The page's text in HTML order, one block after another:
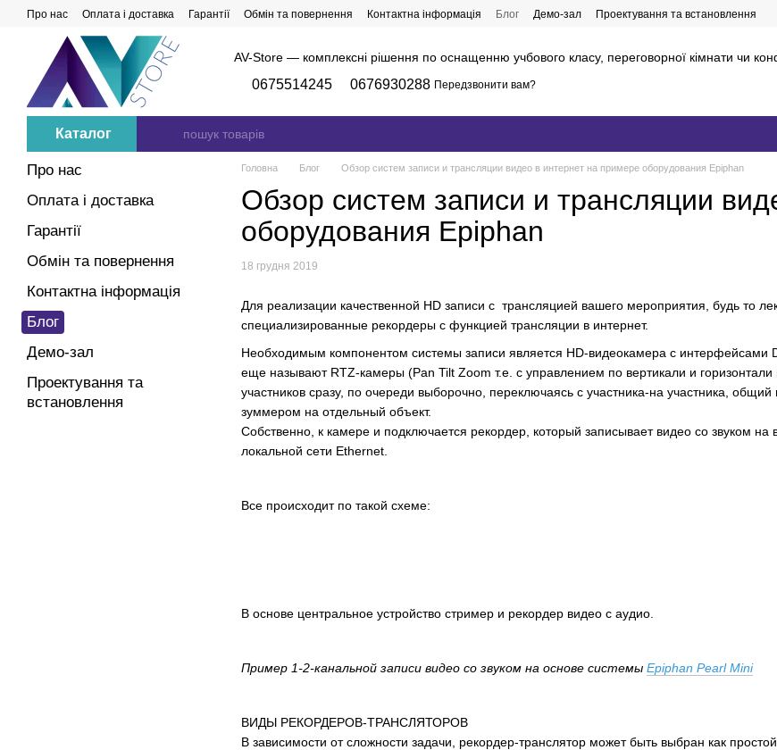
Перейти до основного контенту
Про нас Оплата і доставка Гарантії Обмін та повернення Контактна інформація Блог Демо-зал Проектування та встановлення
AV-Store — комплексні рішення по оснащенню учбового класу, переговорної кімнати чи
0675514245 0676930288 Передзвонити вам?
Каталог
Головна Блог Обзор систем записи и трансляции видео в интернет на примере оборудования Epiphan
Обзор систем записи и трансляции
оборудования Epiphan
18 грудня 2019
Для реализации качественной HD записи с трансляцией вашего мероприятия, будь то
специализированные рекордеры с функцией трансляции в интернет.
Необходимым компонентом системы записи является HD-видеокамера с
еще называют RTZ-камеры (Pan Tilt Zoom т.е. с управлением по вертикали и
участников сразу, по очереди выборочно, переключаясь с участника-на участника,
зуммером на отдельный объект.
Собственно, к камере и подключается рекордер, который записывает видео со звуком
локальной сети Ethernet.
Все происходит по такой схеме:
В основе центральное устройство стример и рекордер видео с аудио.
Пример 1-2-канальной записи видео со звуком на основе системы Epiphan Pearl Mini
ВИДЫ РЕКОРДЕРОВ-ТРАНСЛЯТОРОВ
В зависимости от сложности задачи, рекордер-транслятор может быть выбран как
Про нас
Оплата і доставка
Гарантії
Обмін та повернення
Контактна інформація
Блог
Демо-зал
Проектування та
встановлення